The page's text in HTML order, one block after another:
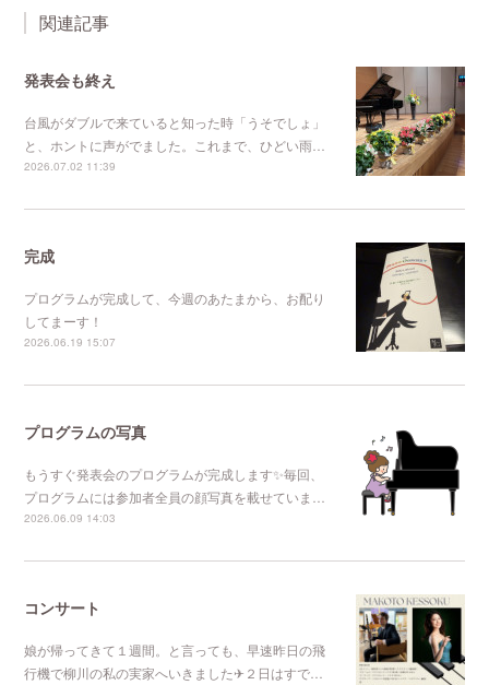
関連記事
発表会も終え
台風がダブルで来ていると知った時「うそでしょ」
と、ホントに声がでました。これまで、ひどい雨…
2026.07.02 11:39
完成
プログラムが完成して、今週のあたまから、お配り
してまーす！
2026.06.19 15:07
プログラムの写真
もうすぐ発表会のプログラムが完成します✨毎回、
プログラムには参加者全員の顔写真を載せていま…
2026.06.09 14:03
コンサート
娘が帰ってきて１週間。と言っても、早速昨日の飛
行機で柳川の私の実家へいきました✈２日はすで…